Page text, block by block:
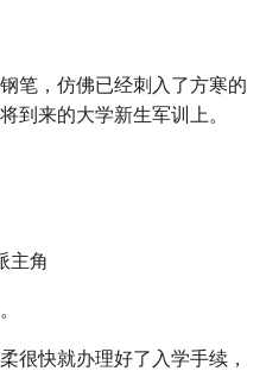
笔，仿佛已经刺入了方寒的
到来的大学新生军训上。
主角
很快就办理好了入学手续，